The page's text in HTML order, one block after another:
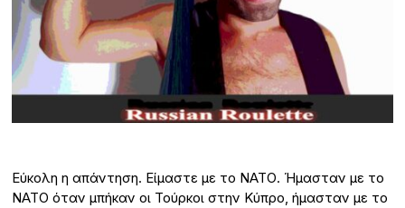
Εύκολη η απάντηση. Είμαστε με το ΝΑΤΟ. Ήμασταν με το
ΝΑΤΟ όταν μπήκαν οι Τούρκοι στην Κύπρο, ήμασταν με το